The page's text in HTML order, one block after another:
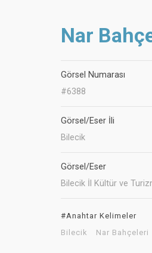
Nar
Görsel Numarası
#6388
Görsel/Eser İli
Bilecik
Görsel/Eser
Bilecik İl Kültür ve
#Anahtar Kelimeler
Bilecik
Nar Bahçeleri